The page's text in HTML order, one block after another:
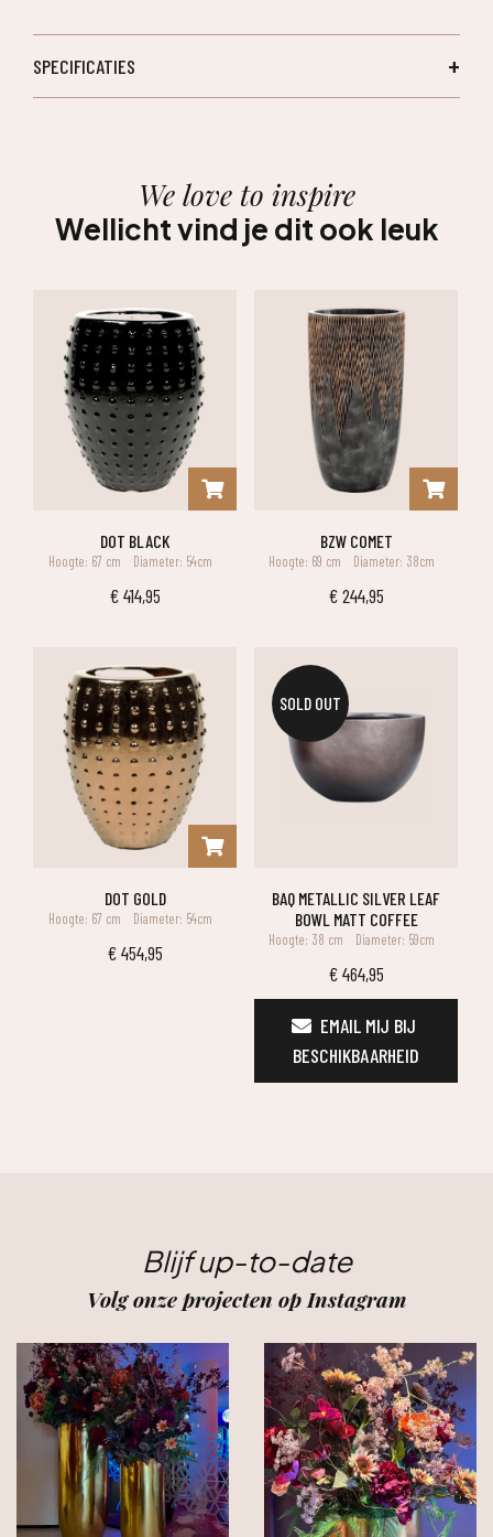
SPECIFICATIES
We love to inspire
Wellicht vind je dit ook leuk
DOT BLACK
Hoogte: 67 cm Diameter: 54cm
€ 414,95
BZW COMET
Hoogte: 69 cm Diameter: 38cm
€ 244,95
DOT GOLD
Hoogte: 67 cm Diameter: 54cm
€ 454,95
SOLD OUT
BAQ METALLIC SILVER LEAF
BOWL MATT COFFEE
Hoogte: 38 cm Diameter: 59cm
€ 464,95
EMAIL MIJ BIJ
BESCHIKBAARHEID
Blijf up-to-date
Volg onze projecten op Instagram